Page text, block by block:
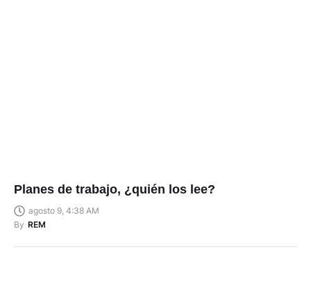
Planes de trabajo, ¿quién los lee?
agosto 9, 4:38 AM
By REM